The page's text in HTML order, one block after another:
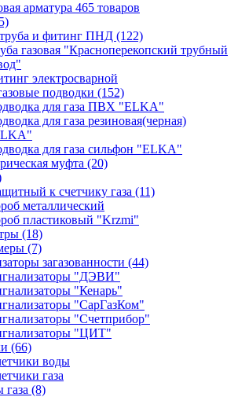
арматура 465 товаров
труба и фитинг ПНД (122)
газовая "Красноперекопский трубный
электросварной
подводки (152)
для газа ПВХ "ELKA"
для газа резиновая(черная)
для газа сильфон "ELKA"
муфта (20)
к счетчику газа (11)
металлический
пластиковый "Krzmi"
(18)
(7)
загазованности (44)
"ДЭВИ"
"Кенарь"
"СарГазКом"
"Счетприбор"
"ЦИТ"
(66)
воды
газа
(8)